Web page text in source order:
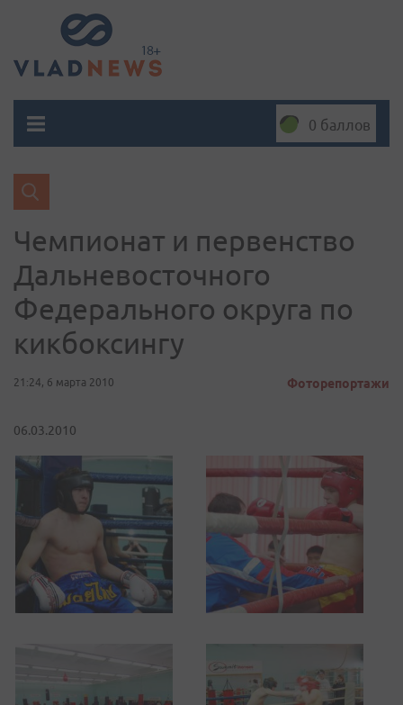
0 баллов
Чемпионат и первенство
Дальневосточного
Федерального округа по
кикбоксингу
21:24, 6 марта 2010 Фоторепортажи
06.03.2010